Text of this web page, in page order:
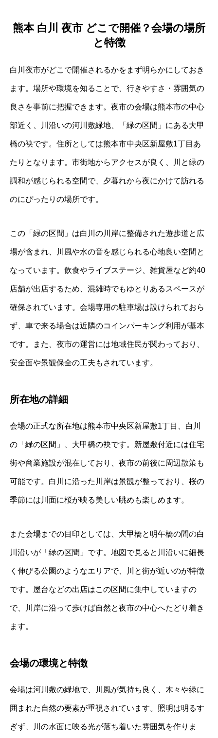
熊本 白川 夜市 どこで開催？会場の場所
と特徴
白川夜市がどこで開催されるかをまず明らかにしておき
ます。場所や環境を知ることで、行きやすさ・雰囲気の
良さを事前に把握できます。夜市の会場は熊本市の中心
部近く、川沿いの河川敷緑地、「緑の区間」にある大甲
橋の袂です。住所としては熊本市中央区新屋敷1丁目あ
たりとなります。市街地からアクセスが良く、川と緑の
調和が感じられる空間で、夕暮れから夜にかけて訪れる
のにぴったりの場所です。
この「緑の区間」は白川の川岸に整備された遊歩道と広
場が含まれ、川風や水の音を感じられる心地良い空間と
なっています。飲食やライブステージ、雑貨屋など約40
店舗が出店するため、混雑時でもゆとりあるスペースが
確保されています。会場専用の駐車場は設けられておら
ず、車で来る場合は近隣のコインパーキング利用が基本
です。また、夜市の運営には地域住民が関わっており、
安全面や景観保全の工夫もされています。
所在地の詳細
会場の正式な所在地は熊本市中央区新屋敷1丁目、白川
の「緑の区間」、大甲橋の袂です。新屋敷付近には住宅
街や商業施設が混在しており、夜市の前後に周辺散策も
可能です。白川に沿った川岸は景観が整っており、桜の
季節には川面に桜が映る美しい眺めも楽しめます。
また会場までの目印としては、大甲橋と明午橋の間の白
川沿いが「緑の区間」です。地図で見ると川沿いに細長
く伸びる公園のようなエリアで、川と街が近いのが特徴
です。屋台などの出店はこの区間に集中していますの
で、川岸に沿って歩けば自然と夜市の中心へたどり着き
ます。
会場の環境と特徴
会場は河川敷の緑地で、川風が気持ち良く、木々や緑に
囲まれた自然の要素が重視されています。照明は明るす
ぎず、川の水面に映る光が落ち着いた雰囲気を作りま